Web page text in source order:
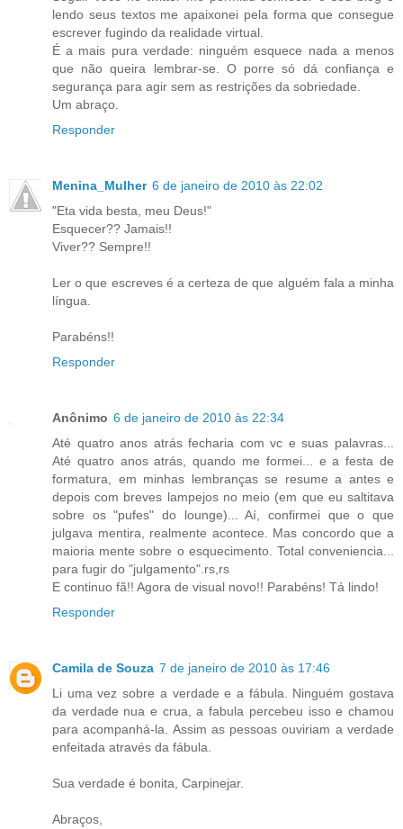
lendo seus textos me apaixonei pela forma que consegue
escrever fugindo da realidade virtual.
É a mais pura verdade: ninguém esquece nada a menos
que não queira lembrar-se. O porre só dá confiança e
segurança para agir sem as restrições da sobriedade.
Um abraço.
Responder
Menina_Mulher 6 de janeiro de 2010 às 22:02
"Eta vida besta, meu Deus!"
Esquecer?? Jamais!!
Viver?? Sempre!!
Ler o que escreves é a certeza de que alguém fala a minha
língua.
Parabéns!!
Responder
Anônimo 6 de janeiro de 2010 às 22:34
Até quatro anos atrás fecharia com vc e suas palavras...
Até quatro anos atrás, quando me formei... e a festa de
formatura, em minhas lembranças se resume a antes e
depois com breves lampejos no meio (em que eu saltitava
sobre os "pufes" do lounge)... Aí, confirmei que o que
julgava mentira, realmente acontece. Mas concordo que a
maioria mente sobre o esquecimento. Total conveniencia...
para fugir do "julgamento".rs,rs
E continuo fã!! Agora de visual novo!! Parabéns! Tá lindo!
Responder
Camila de Souza 7 de janeiro de 2010 às 17:46
Li uma vez sobre a verdade e a fábula. Ninguém gostava
da verdade nua e crua, a fabula percebeu isso e chamou
para acompanhá-la. Assim as pessoas ouviriam a verdade
enfeitada através da fábula.
Sua verdade é bonita, Carpinejar.
Abraços,